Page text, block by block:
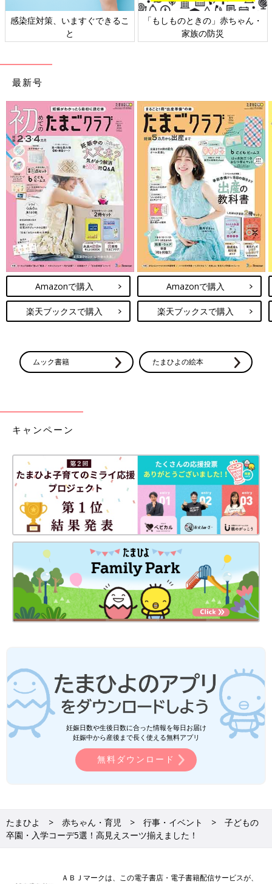
ときの」赤ちゃん・
日本外来小児科学会リーフレッ
六星占術
最新号
Amazonで購入
楽天ブックスで購入
Amazonで購入
楽天ブックスで購入
ムック書籍 たまひよの絵本
キャンペーン
妊娠日数や生後日数に合った情報を毎日お届け
妊娠中から産後まで長く使える無料アプリ
無料ダウンロード
たまひよ 赤ちゃん・育児 行事・イベント
子どもの
卒園・入学コーデ5選！高見えスーツ揃えました！
ＡＢＪマークは、この電子書店・電子書籍配信サービスが、